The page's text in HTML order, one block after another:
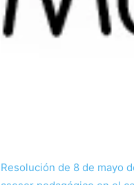
Resolución de 8 de mayo